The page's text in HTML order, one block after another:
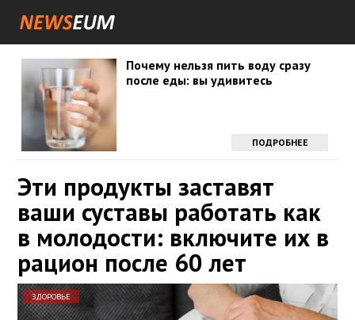
Почему нельзя пить воду сразу
после еды: вы удивитесь
ПОДРОБНЕЕ
Эти продукты заставят
ваши суставы работать как
в молодости: включите их в
рацион после 60 лет
ЗДОРОВЬЕ